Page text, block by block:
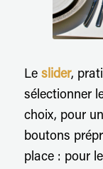
Le slider,
sélectionner
choix, pour
boutons
place : pour